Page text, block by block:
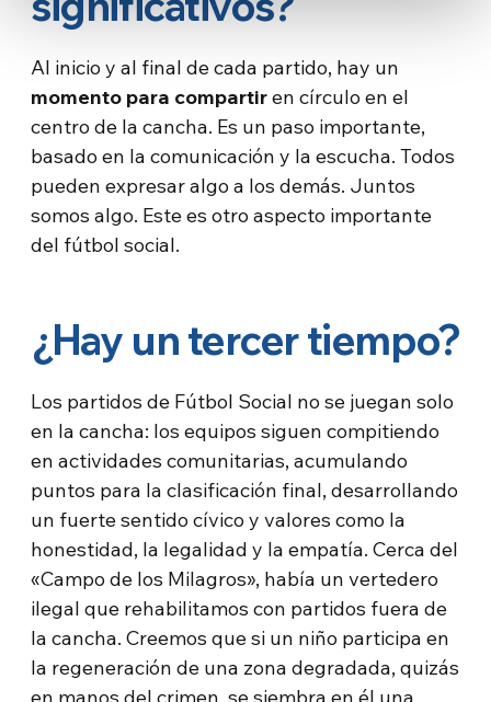
Al inicio y al final de cada partido, hay un
momento para compartiren círculo en el
centro de la cancha. Es un paso importante,
basado en la comunicación y la escucha. Todos
pueden expresar algo a los demás. Juntos
somos algo. Este es otro aspecto importante
del fútbol social.
¿Hay un tercer tiempo?
Los partidos de Fútbol Social no se juegan solo
en la cancha: los equipos siguen compitiendo
en actividades comunitarias, acumulando
puntos para la clasificación final, desarrollando
un fuerte sentido cívico y valores como la
honestidad, la legalidad y la empatía. Cerca del
«Campo de los Milagros», había un vertedero
ilegal que rehabilitamos con partidos fuera de
la cancha. Creemos que si un niño participa en
la regeneración de una zona degradada, quizás